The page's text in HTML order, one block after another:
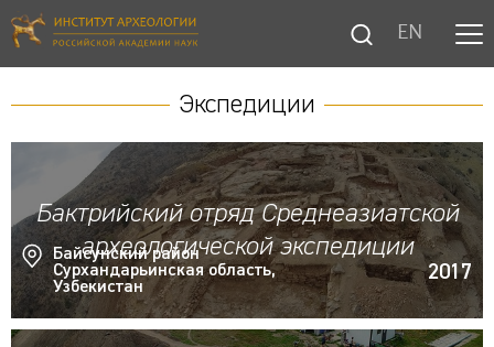
EN
Экспедиции
Бактрийский отряд Среднеазиатской
археологической экспедиции
Байсунский район
Сурхандарьинская область,
Узбекистан
2017